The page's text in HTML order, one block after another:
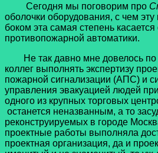
Сегодня мы поговорим про
оболочки оборудования, с чем эту
боком эта самая степень
противопожарной автоматики.
Не так давно мне довелось по
коллег выполнять экспертизу
пожарной сигнализации (АПС) и
управления эвакуацией людей
одного из крупных торговых
останется неназванным, а то
реконструируемых в городе
проектные работы выполняла
проектная организация, да и